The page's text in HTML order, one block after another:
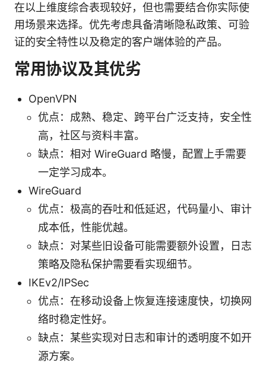
在以上维度综合表现较好，但也需要结合你实际使
用场景来选择。优先考虑具备清晰隐私政策、可验
证的安全特性以及稳定的客户端体验的产品。
常用协议及其优劣
OpenVPN
优点：成熟、稳定、跨平台广泛支持，安全性
高，社区与资料丰富。
缺点：相对 WireGuard 略慢，配置上手需要
一定学习成本。
WireGuard
优点：极高的吞吐和低延迟，代码量小、审计
成本低，性能优越。
缺点：对某些旧设备可能需要额外设置，日志
策略及隐私保护需要看实现细节。
IKEv2/IPSec
优点：在移动设备上恢复连接速度快，切换网
络时稳定性好。
缺点：某些实现对日志和审计的透明度不如开
源方案。